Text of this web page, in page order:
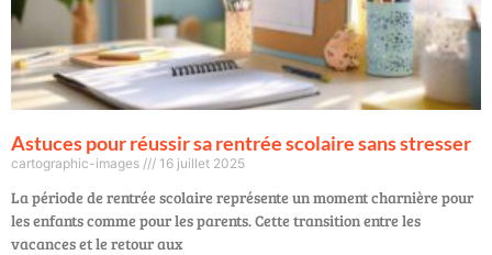
Astuces pour réussir sa rentrée scolaire sans stresser
cartographic-images 16 juillet 2025
La période de rentrée scolaire représente un moment charnière pour
les enfants comme pour les parents. Cette transition entre les
vacances et le retour aux